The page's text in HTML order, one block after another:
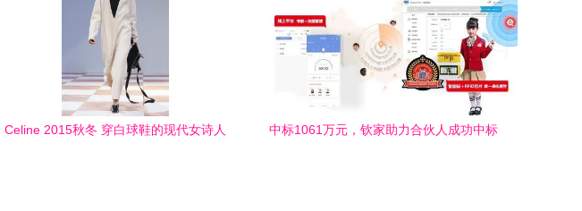
Celine 2015秋冬 穿白球鞋的现代女诗人
中标1061万元，钦家助力合伙人成功中标